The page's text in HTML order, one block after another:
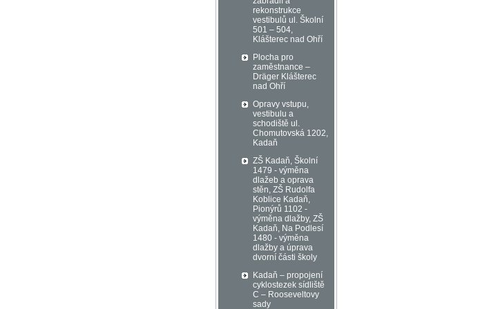
rekonstrukce
vestibulů ul. Školní
501 – 504,
Klášterec nad Ohří
Plocha pro
zaměstnance –
Dräger Klášterec
nad Ohří
Opravy vstupu,
vestibulu a
schodiště ul.
Chomutovská 1202,
Kadaň
ZŠ Kadaň, Školní
1479 - výměna
dlažeb a oprava
stěn, ZŠ Rudolfa
Koblice Kadaň,
Pionýrů 1102 -
výměna dlažby, ZŠ
Kadaň, Na Podlesí
1480 - výměna
dlažby a úprava
dvorní části školy
Kadaň – propojení
cyklostezek sídliště
C – Rooseveltovy
sady